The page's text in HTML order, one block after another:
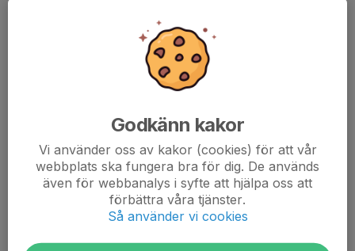
Samtliga spelare, måste dock vara med på spelarförteckningen
tillåtet att använda samma spelare i flera olika lag i
Fotbollsförbunds regler för 7 mot 7 och 9 mot 9.
Matchtröjor
Om lagen vid match har matchtröjor i samma eller snarlika
Godkänn kakor
Vi använder oss av kakor (cookies) för att vår
webbplats ska fungera bra för dig. De används
även för webbanalys i syfte att hjälpa oss att
förbättra våra tjänster.
Så använder vi cookies